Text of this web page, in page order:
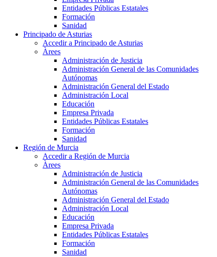
Entidades Públicas Estatales
Formación
Sanidad
Principado de Asturias
Accedir a Principado de Asturias
Àrees
Administración de Justicia
Administración General de las Comunidades
Autónomas
Administración General del Estado
Administración Local
Educación
Empresa Privada
Entidades Públicas Estatales
Formación
Sanidad
Región de Murcia
Accedir a Región de Murcia
Àrees
Administración de Justicia
Administración General de las Comunidades
Autónomas
Administración General del Estado
Administración Local
Educación
Empresa Privada
Entidades Públicas Estatales
Formación
Sanidad